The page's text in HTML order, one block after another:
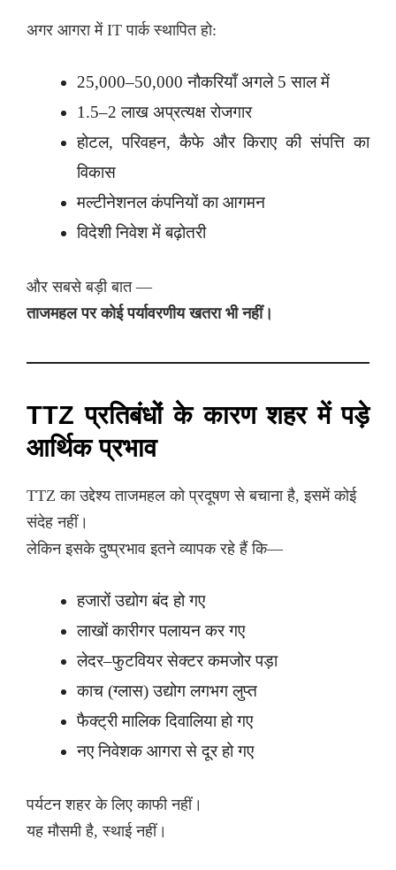
अगर आगरा में IT पार्क स्थापित हो:
25,000–50,000 नौकरियाँ अगले 5 साल में
1.5–2 लाख अप्रत्यक्ष रोजगार
होटल, परिवहन, कैफे और किराए की संपत्ति का
विकास
मल्टीनेशनल कंपनियों का आगमन
विदेशी निवेश में बढ़ोतरी
और सबसे बड़ी बात —
ताजमहल पर कोई पर्यावरणीय खतरा भी नहीं।
TTZ प्रतिबंधों के कारण शहर में पड़े
आर्थिक प्रभाव
TTZ का उद्देश्य ताजमहल को प्रदूषण से बचाना है, इसमें कोई
संदेह नहीं।
लेकिन इसके दुष्प्रभाव इतने व्यापक रहे हैं कि—
हजारों उद्योग बंद हो गए
लाखों कारीगर पलायन कर गए
लेदर–फुटवियर सेक्टर कमजोर पड़ा
काच (ग्लास) उद्योग लगभग लुप्त
फैक्ट्री मालिक दिवालिया हो गए
नए निवेशक आगरा से दूर हो गए
पर्यटन शहर के लिए काफी नहीं।
यह मौसमी है, स्थाई नहीं।